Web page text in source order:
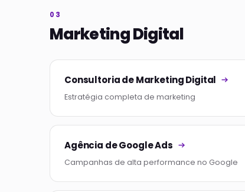
03
Marketing Digital
Consultoria de Marketing Digital
Estratégia completa de marketing
Agência de Google Ads
Campanhas de alta performance no Google